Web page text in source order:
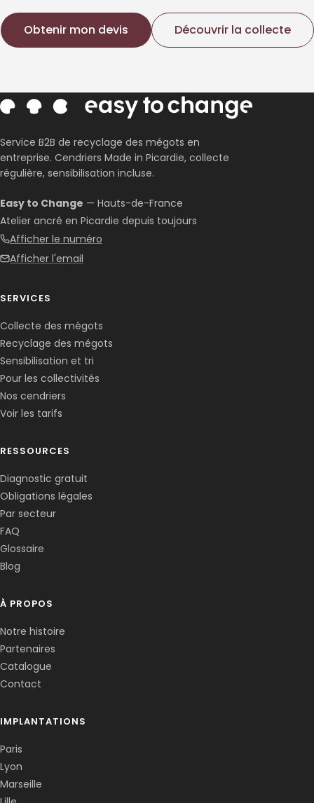
Obtenir mon devis Découvrir la collecte
Service B2B de recyclage des mégots en
entreprise. Cendriers Made in Picardie, collecte
régulière, sensibilisation incluse.
Easy to Change — Hauts-de-France
Atelier ancré en Picardie depuis toujours
Afficher le numéro
Afficher l'email
SERVICES
Collecte des mégots
Recyclage des mégots
Sensibilisation et tri
Pour les collectivités
Nos cendriers
Voir les tarifs
RESSOURCES
Diagnostic gratuit
Obligations légales
Par secteur
FAQ
Glossaire
Blog
À PROPOS
Notre histoire
Partenaires
Catalogue
Contact
IMPLANTATIONS
Paris
Lyon
Marseille
Corentin · Easy to Change